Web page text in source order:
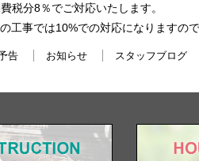
税分8％でご対応いたします。
事では10%での対応になりますので
告 お知らせ スタッフブログ